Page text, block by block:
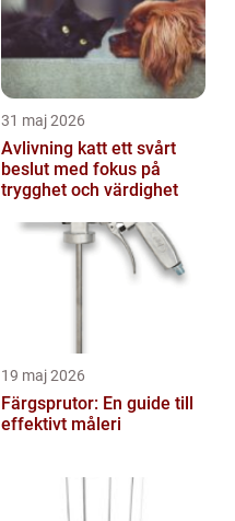
31 maj 2026
Avlivning katt ett svårt
beslut med fokus på
trygghet och värdighet
19 maj 2026
Färgsprutor: En guide till
effektivt måleri